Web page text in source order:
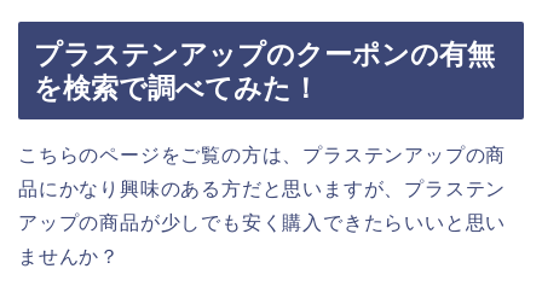
プラステンアップのクーポンの有無
を検索で調べてみた！
こちらのページをご覧の方は、プラステンアップの商
品にかなり興味のある方だと思いますが、プラステン
アップの商品が少しでも安く購入できたらいいと思い
ませんか？